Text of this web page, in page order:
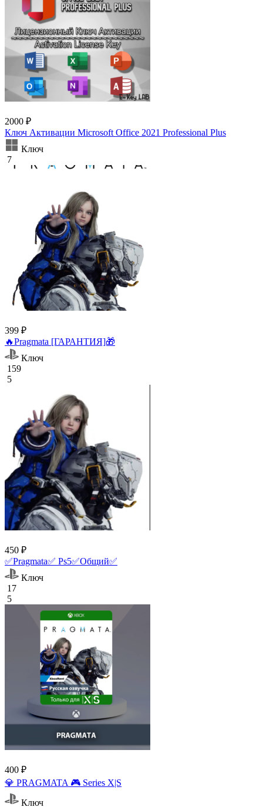
2000 ₽
Ключ Активации Microsoft Office 2021 Professional Plus
Ключ
7
399 ₽
🔥Pragmata [ГАРАНТИЯ]🎁
Ключ
159
5
450 ₽
✅Pragmata✅ Ps5✅Общий✅
Ключ
17
5
400 ₽
💎 PRAGMATA 🎮 Series X|S
Ключ